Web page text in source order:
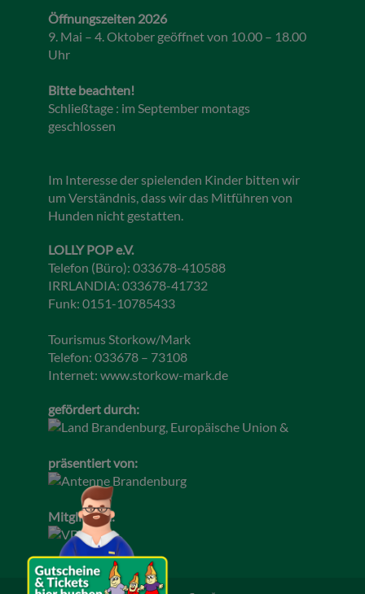
Öffnungszeiten 2026
9. Mai – 4. Oktober geöffnet von 10.00 – 18.00
Uhr
Bitte beachten!
Schließtage : im September montags
geschlossen
Im Interesse der spielenden Kinder bitten wir
um Verständnis, dass wir das Mitführen von
Hunden nicht gestatten.
LOLLY POP e.V.
Telefon (Büro): 033678-410588
IRRLANDIA: 033678-41732
Funk: 0151-10785433
Tourismus Storkow/Mark
Telefon: 033678 – 73108
Internet: www.storkow-mark.de
gefördert durch:
präsentiert von:
Mitglied im: